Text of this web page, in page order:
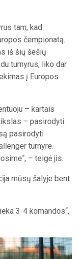
tam, kad
čempionatą.
iš šių šešių
turnyrus, liko dar
į Europos
– kartais
– pasirodyti
pasirodyti
turnyre.
– teigė jis.
mūsų šalyje bent
3-4 komandos“,